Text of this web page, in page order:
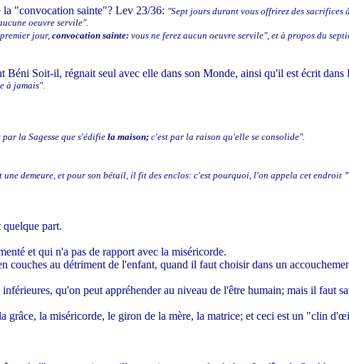
la "convocation sainte"? Lev 23/36: "Sept jours durant vous offrirez des sacrifices
oeuvre servile".
jour, convocation sainte: vous ne ferez aucun oeuvre servile", et à propos du
Soit-il, régnait seul avec elle dans son Monde, ainsi qu'il est écrit dans
à jamais".
par la Sagesse que s'édifiela maison; c'est par la raison qu'elle se consolide".
une demeure, et pour son bétail, il fit des enclos: c'est pourquoi, l'on appela cet endroit
part.
et qui n'a pas de rapport avec la miséricorde.
couches au détriment de l'enfant, quand il faut choisir dans un
qu'on peut appréhender au niveau de l'être humain; mais il faut
la miséricorde, le giron de la mère, la matrice; et ceci est un "clin